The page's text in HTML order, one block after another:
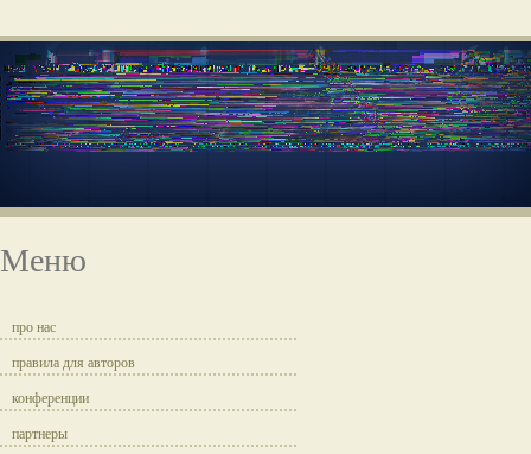
Меню
про нас
правила для авторов
конференции
партнеры